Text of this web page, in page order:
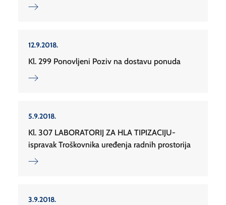
12.9.2018.
Kl. 299 Ponovljeni Poziv na dostavu ponuda
5.9.2018.
Kl. 307 LABORATORIJ ZA HLA TIPIZACIJU-
ispravak Troškovnika uređenja radnih prostorija
3.9.2018.